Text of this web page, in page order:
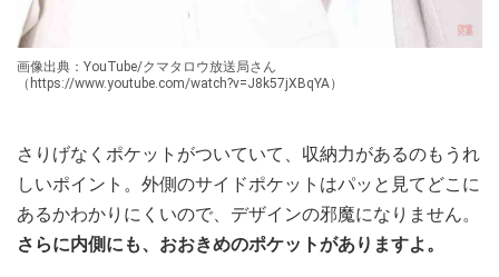
画像出典：YouTube/クマタロウ放送局さん
（https://www.youtube.com/watch?v=J8k57jXBqYA）
さりげなくポケットがついていて、収納力があるのもうれ
しいポイント。外側のサイドポケットはパッと見てどこに
あるかわかりにくいので、デザインの邪魔になりません。
さらに内側にも、おおきめのポケットがありますよ。